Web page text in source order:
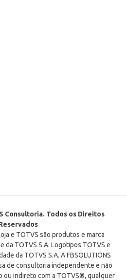
Consultoria. Todos os Direitos
e TOTVS são produtos e marca
da TOTVS S.A. Logotipos TOTVS e
da TOTVS S.A. A FBSOLUTIONS
de consultoria independente e não
ou indireto com a TOTVS®, qualquer